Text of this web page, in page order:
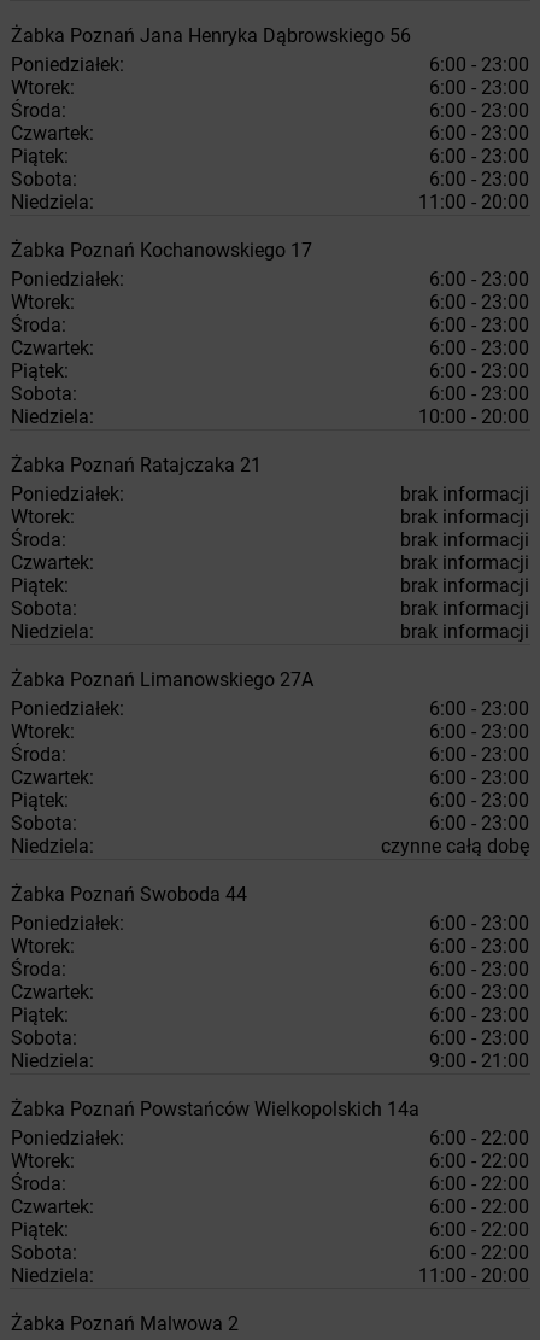
Żabka Poznań Jana Henryka Dąbrowskiego 56
Poniedziałek:
6:00 - 23:00
Wtorek:
6:00 - 23:00
Środa:
6:00 - 23:00
Czwartek:
6:00 - 23:00
Piątek:
6:00 - 23:00
Sobota:
6:00 - 23:00
Niedziela:
11:00 - 20:00
Żabka Poznań Kochanowskiego 17
Poniedziałek:
6:00 - 23:00
Wtorek:
6:00 - 23:00
Środa:
6:00 - 23:00
Czwartek:
6:00 - 23:00
Piątek:
6:00 - 23:00
Sobota:
6:00 - 23:00
Niedziela:
10:00 - 20:00
Żabka Poznań Ratajczaka 21
Poniedziałek:
brak informacji
Wtorek:
brak informacji
Środa:
brak informacji
Czwartek:
brak informacji
Piątek:
brak informacji
Sobota:
brak informacji
Niedziela:
brak informacji
Żabka Poznań Limanowskiego 27A
Poniedziałek:
6:00 - 23:00
Wtorek:
6:00 - 23:00
Środa:
6:00 - 23:00
Czwartek:
6:00 - 23:00
Piątek:
6:00 - 23:00
Sobota:
6:00 - 23:00
Niedziela:
czynne całą dobę
Żabka Poznań Swoboda 44
Poniedziałek:
6:00 - 23:00
Wtorek:
6:00 - 23:00
Środa:
6:00 - 23:00
Czwartek:
6:00 - 23:00
Piątek:
6:00 - 23:00
Sobota:
6:00 - 23:00
Niedziela:
9:00 - 21:00
Żabka Poznań Powstańców Wielkopolskich 14a
Poniedziałek:
6:00 - 22:00
Wtorek:
6:00 - 22:00
Środa:
6:00 - 22:00
Czwartek:
6:00 - 22:00
Piątek:
6:00 - 22:00
Sobota:
6:00 - 22:00
Niedziela:
11:00 - 20:00
Żabka Poznań Malwowa 2